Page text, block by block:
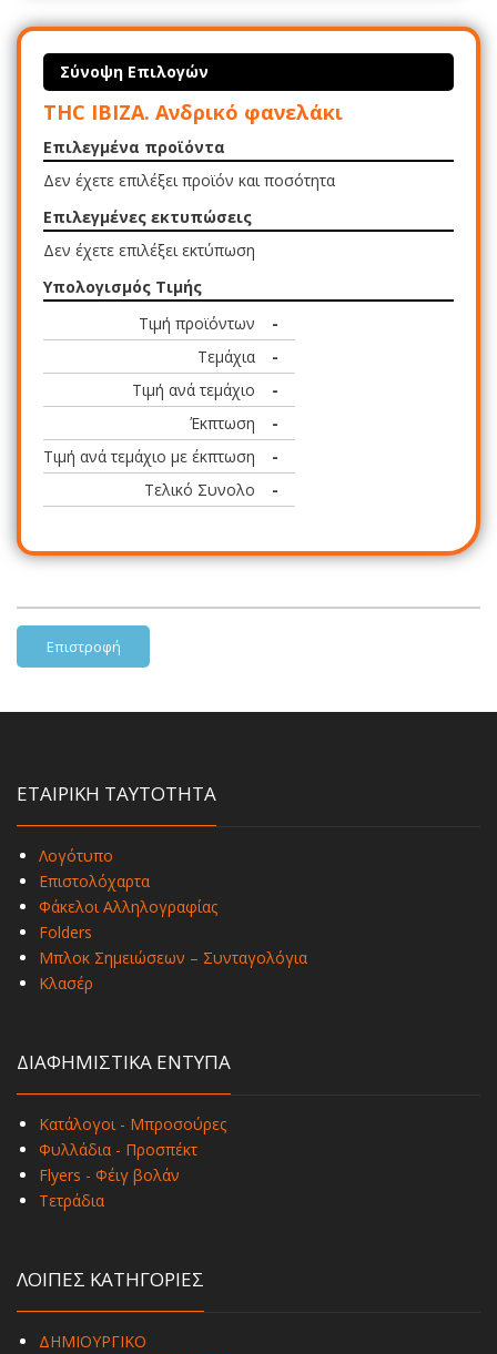
Σύνοψη Επιλογών
THC IBIZA. Ανδρικό φανελάκι
Επιλεγμένα προϊόντα
Δεν έχετε επιλέξει προϊόν και ποσότητα
Επιλεγμένες εκτυπώσεις
Δεν έχετε επιλέξει εκτύπωση
Υπολογισμός Τιμής
Τιμή προϊόντων
-
Τεμάχια
-
Τιμή ανά τεμάχιο
-
Έκπτωση
-
Τιμή ανά τεμάχιο με έκπτωση
-
Τελικό Συνολο
-
Επιστροφή
ΕΤΑΙΡΙΚΗ ΤΑΥΤΟΤΗΤΑ
Λογότυπο
Επιστολόχαρτα
Φάκελοι Αλληλογραφίας
Folders
Μπλοκ Σημειώσεων – Συνταγολόγια
Κλασέρ
ΔΙΑΦΗΜΙΣΤΙΚΑ ΕΝΤΥΠΑ
Κατάλογοι - Μπροσούρες
Φυλλάδια - Προσπέκτ
Flyers - Φέιγ βολάν
Τετράδια
ΛΟΙΠΕΣ ΚΑΤΗΓΟΡΙΕΣ
ΔΗΜΙΟΥΡΓΙΚΟ